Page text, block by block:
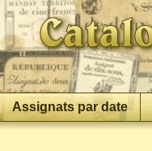
Assignats par date